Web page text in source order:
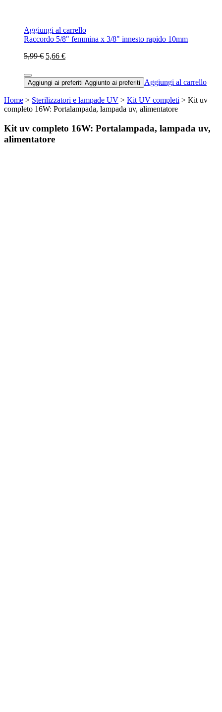
Aggiungi al carrello
Raccordo 5/8" femmina x 3/8" innesto rapido 10mm
5,99 € 5,66 €
Aggiungi ai preferiti Aggiunto ai preferiti Aggiungi al carrello
Home > Sterilizzatori e lampade UV > Kit UV completi > Kit uv
completo 16W: Portalampada, lampada uv, alimentatore
Kit uv completo 16W: Portalampada, lampada uv,
alimentatore